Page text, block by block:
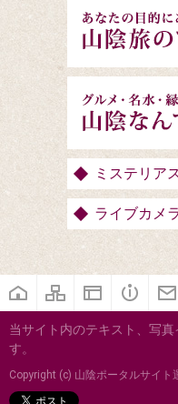
ミステリア
ライブカメ
当サイト内のテキスト、写
す。
Copyright (c) 山陰ポータルサイト